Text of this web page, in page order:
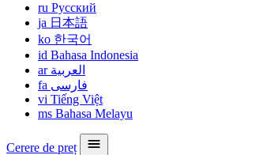
ru Русский
ja 日本語
ko 한국어
id Bahasa Indonesia
ar العربية
fa فارسی
vi Tiếng Việt
ms Bahasa Melayu
Cerere de preț